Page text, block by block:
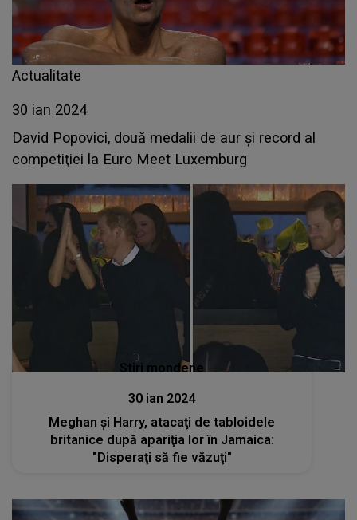
Actualitate
30 ian 2024
David Popovici, două medalii de aur şi record al
competiţiei la Euro Meet Luxemburg
Stiri mondene
30 ian 2024
Meghan şi Harry, atacaţi de tabloidele
britanice după apariţia lor în Jamaica:
"Disperaţi să fie văzuţi"